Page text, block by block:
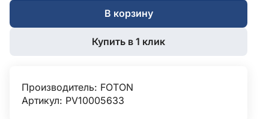
В корзину
Купить в 1 клик
Производитель: FOTON
Артикул: PV10005633